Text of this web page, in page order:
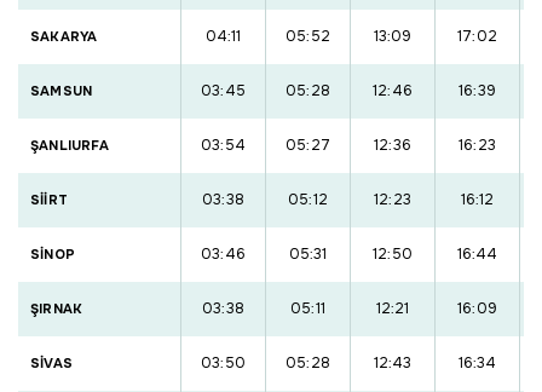
SAKARYA 04:11 05:52 13:09 17:02
SAMSUN 03:45 05:28 12:46 16:39
ŞANLIURFA 03:54 05:27 12:36 16:23
SİİRT 03:38 05:12 12:23 16:12
SİNOP 03:46 05:31 12:50 16:44
ŞIRNAK 03:38 05:11 12:21 16:09
SİVAS 03:50 05:28 12:43 16:34